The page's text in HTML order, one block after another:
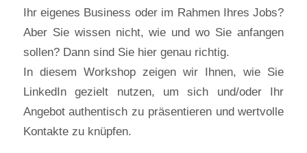
Ihr eigenes Business oder im Rahmen Ihres Jobs?
Aber Sie wissen nicht, wie und wo Sie anfangen
sollen? Dann sind Sie hier genau richtig.
In diesem Workshop zeigen wir Ihnen, wie Sie
LinkedIn gezielt nutzen, um sich und/oder Ihr
Angebot authentisch zu präsentieren und wertvolle
Kontakte zu knüpfen.